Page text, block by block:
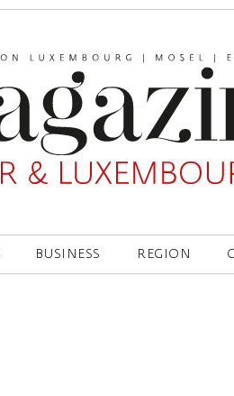
BUSINESS REGION